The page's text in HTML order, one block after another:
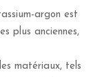
argon est
plus anciennes,
matériaux, tels